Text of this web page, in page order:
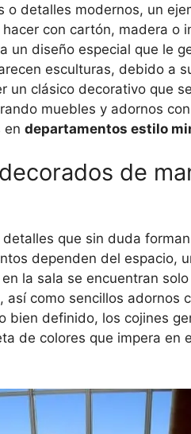
o detalles modernos, un
con cartón, madera o
un diseño especial que le
esculturas, debido a
un clásico decorativo que
muebles y adornos
en departamentos estilo
de
que sin duda
dependen del espacio,
la sala se encuentran
como sencillos adornos
bien definido, los cojines
de colores que impera en